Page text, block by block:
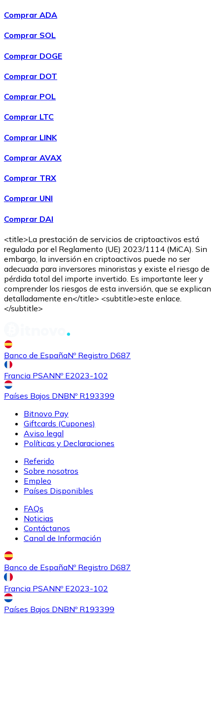
Comprar ADA
Comprar SOL
Comprar DOGE
Comprar DOT
Comprar POL
Comprar LTC
Comprar LINK
Comprar AVAX
Comprar TRX
Comprar UNI
Comprar DAI
<title>La prestación de servicios de criptoactivos está
regulada por el Reglamento (UE) 2023/1114 (MiCA). Sin
embargo, la inversión en criptoactivos puede no ser
adecuada para inversores minoristas y existe el riesgo de
pérdida total del importe invertido. Es importante leer y
comprender los riesgos de esta inversión, que se explican
detalladamente en</title> <subtitle>este enlace.
</subtitle>
Banco de EspañaNº Registro D687
Francia PSANNº E2023-102
Países Bajos DNBNº R193399
Bitnovo Pay
Giftcards (Cupones)
Aviso legal
Políticas y Declaraciones
Referido
Sobre nosotros
Empleo
Países Disponibles
FAQs
Noticias
Contáctanos
Canal de Información
Banco de EspañaNº Registro D687
Francia PSANNº E2023-102
Países Bajos DNBNº R193399